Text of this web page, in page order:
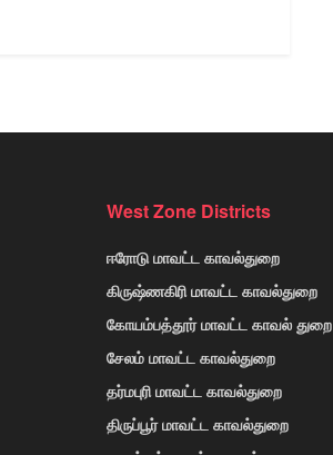
West Zone Districts
ஈரோடு மாவட்ட காவல்துறை
கிருஷ்ணகிரி மாவட்ட காவல்துறை
கோயம்பத்தூர் மாவட்ட காவல் துறை
சேலம் மாவட்ட காவல்துறை
தர்மபுரி மாவட்ட காவல்துறை
திருப்பூர் மாவட்ட காவல்துறை